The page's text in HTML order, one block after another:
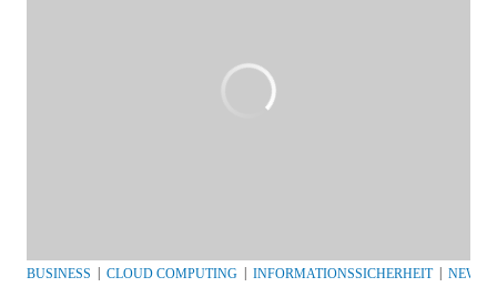
BUSINESS CLOUD COMPUTING INFORMATIONSSICHERHEIT NEWS